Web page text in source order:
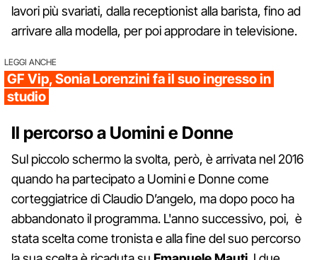
lavori più svariati, dalla receptionist alla barista, fino ad
arrivare alla modella, per poi approdare in televisione.
LEGGI ANCHE
GF Vip, Sonia Lorenzini fa il suo ingresso in
studio
Il percorso a Uomini e Donne
Sul piccolo schermo la svolta, però, è arrivata nel 2016
quando ha partecipato a Uomini e Donne come
corteggiatrice di Claudio D’angelo, ma dopo poco ha
abbandonato il programma. L'anno successivo, poi, è
stata scelta come tronista e alla fine del suo percorso